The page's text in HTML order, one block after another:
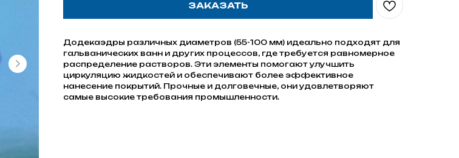
ЗАКАЗАТЬ
Додекаэдры различных диаметров (55-100 мм) идеально подходят для
гальванических ванн и других процессов, где требуется равномерное
распределение растворов. Эти элементы помогают улучшить
циркуляцию жидкостей и обеспечивают более эффективное
нанесение покрытий. Прочные и долговечные, они удовлетворяют
самые высокие требования промышленности.